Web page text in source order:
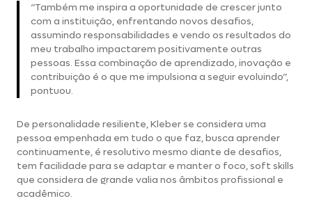
“Também me inspira a oportunidade de crescer junto
com a instituição, enfrentando novos desafios,
assumindo responsabilidades e vendo os resultados do
meu trabalho impactarem positivamente outras
pessoas. Essa combinação de aprendizado, inovação e
contribuição é o que me impulsiona a seguir evoluindo”,
pontuou.
De personalidade resiliente, Kleber se considera uma
pessoa empenhada em tudo o que faz, busca aprender
continuamente, é resolutivo mesmo diante de desafios,
tem facilidade para se adaptar e manter o foco, soft skills
que considera de grande valia nos âmbitos profissional e
acadêmico.